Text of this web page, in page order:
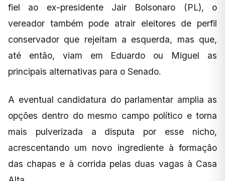
fiel ao ex-presidente Jair Bolsonaro (PL), o
vereador também pode atrair eleitores de perfil
conservador que rejeitam a esquerda, mas que,
até então, viam em Eduardo ou Miguel as
principais alternativas para o Senado.
A eventual candidatura do parlamentar amplia as
opções dentro do mesmo campo político e torna
mais pulverizada a disputa por esse nicho,
acrescentando um novo ingrediente à formação
das chapas e à corrida pelas duas vagas à Casa